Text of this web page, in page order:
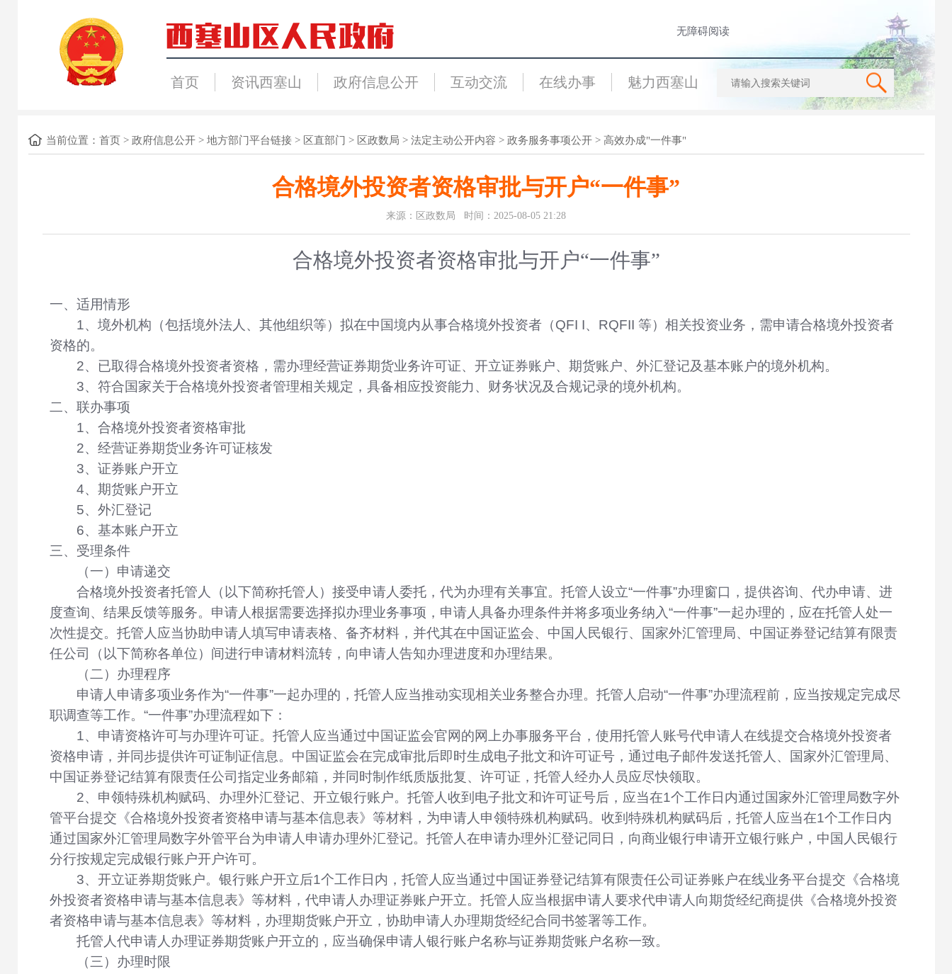
无障碍阅读
首页 资讯西塞山 政府信息公开 互动交流 在线办事 魅力西塞山
当前位置： 首页> 政府信息公开> 地方部门平台链接> 区直部门 > 区政数局 > 法定主动公开内容 > 政务服务事项公开> 高效办成"一件事"
合格境外投资者资格审批与开户“一件事”
来源：区政数局 时间：2025-08-05 21:28
合格境外投资者资格审批与开户“一件事”
一、适用情形
1、境外机构（包括境外法人、其他组织等）拟在中国境内从事合格境外投资者（QFI I、RQFII 等）相关投资业务，需申请合格境外投资者
资格的。
2、已取得合格境外投资者资格，需办理经营证券期货业务许可证、开立证券账户、期货账户、外汇登记及基本账户的境外机构。
3、符合国家关于合格境外投资者管理相关规定，具备相应投资能力、财务状况及合规记录的境外机构。
二、联办事项
1、合格境外投资者资格审批
2、经营证券期货业务许可证核发
3、证券账户开立
4、期货账户开立
5、外汇登记
6、基本账户开立
三、受理条件
（一）申请递交
合格境外投资者托管人（以下简称托管人）接受申请人委托，代为办理有关事宜。托管人设立“一件事”办理窗口，提供咨询、代办申请、进
度查询、结果反馈等服务。申请人根据需要选择拟办理业务事项，申请人具备办理条件并将多项业务纳入“一件事”一起办理的，应在托管人处一
次性提交。托管人应当协助申请人填写申请表格、备齐材料，并代其在中国证监会、中国人民银行、国家外汇管理局、中国证券登记结算有限责
任公司（以下简称各单位）间进行申请材料流转，向申请人告知办理进度和办理结果。
（二）办理程序
申请人申请多项业务作为“一件事”一起办理的，托管人应当推动实现相关业务整合办理。托管人启动“一件事”办理流程前，应当按规定完成尽
职调查等工作。“一件事”办理流程如下：
1、申请资格许可与办理许可证。托管人应当通过中国证监会官网的网上办事服务平台，使用托管人账号代申请人在线提交合格境外投资者
资格申请，并同步提供许可证制证信息。中国证监会在完成审批后即时生成电子批文和许可证号，通过电子邮件发送托管人、国家外汇管理局、
中国证券登记结算有限责任公司指定业务邮箱，并同时制作纸质版批复、许可证，托管人经办人员应尽快领取。
2、申领特殊机构赋码、办理外汇登记、开立银行账户。托管人收到电子批文和许可证号后，应当在1个工作日内通过国家外汇管理局数字外
管平台提交《合格境外投资者资格申请与基本信息表》等材料，为申请人申领特殊机构赋码。收到特殊机构赋码后，托管人应当在1个工作日内
通过国家外汇管理局数字外管平台为申请人申请办理外汇登记。托管人在申请办理外汇登记同日，向商业银行申请开立银行账户，中国人民银行
分行按规定完成银行账户开户许可。
3、开立证券期货账户。银行账户开立后1个工作日内，托管人应当通过中国证券登记结算有限责任公司证券账户在线业务平台提交《合格境
外投资者资格申请与基本信息表》等材料，代申请人办理证券账户开立。托管人应当根据申请人要求代申请人向期货经纪商提供《合格境外投资
者资格申请与基本信息表》等材料，办理期货账户开立，协助申请人办理期货经纪合同书签署等工作。
托管人代申请人办理证券期货账户开立的，应当确保申请人银行账户名称与证券期货账户名称一致。
（三）办理时限